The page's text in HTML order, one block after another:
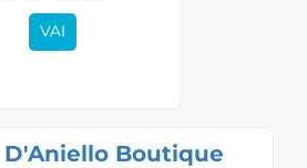
VAI
D'Aniello Boutique